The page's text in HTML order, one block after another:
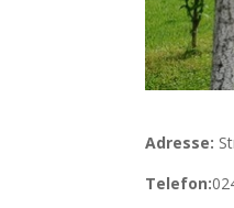
Adresse:
Telefon: